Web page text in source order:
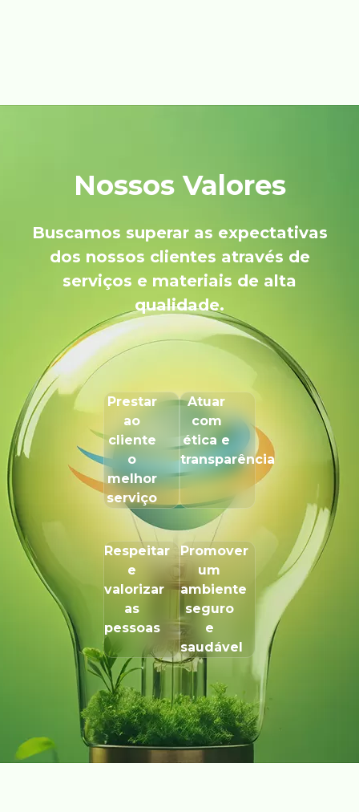
Nossos Valores
Buscamos superar as expectativas
dos nossos clientes através de
serviços e materiais de alta
qualidade.
Prestar
ao
cliente
o
melhor
serviço
Atuar
com
ética e
transparência
Respeitar
e
valorizar
as
pessoas
Promover
um
ambiente
seguro
e
saudável